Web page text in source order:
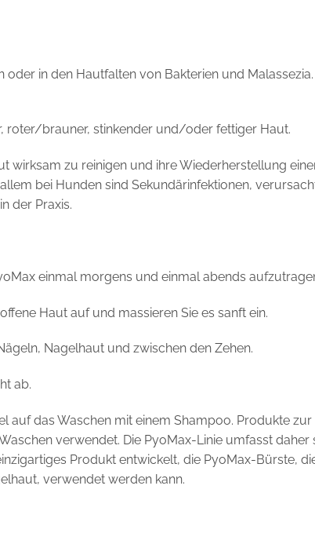
in den Hautfalten von Bakterien und
roter/brauner, stinkender und/oder fettiger Haut.
wirksam zu reinigen und ihre Wiederherstellung
bei Hunden sind Sekundärinfektionen,
der Praxis.
einmal morgens und einmal abends
Haut auf und massieren Sie es sanft ein.
Nagelhaut und zwischen den Zehen.
ab.
auf das Waschen mit einem Shampoo. Produkte
verwendet. Die PyoMax-Linie umfasst
Produkt entwickelt, die PyoMax-Bürste,
verwendet werden kann.